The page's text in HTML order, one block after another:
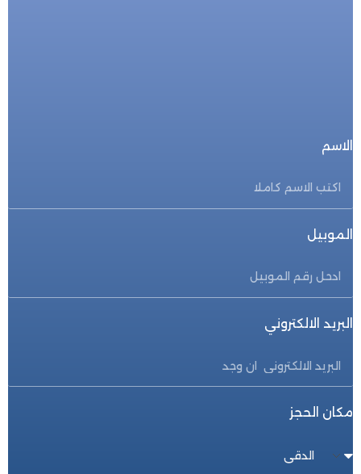
الاسم
الموبيل
البريد الالكتروني
مكان الحجز